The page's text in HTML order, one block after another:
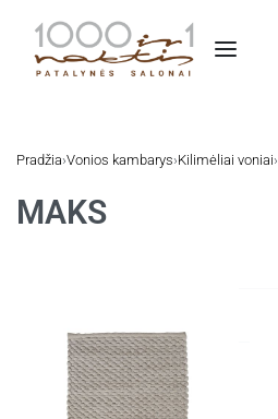
Pradžia›Vonios kambarys›Kilimėliai voniai›
MAKS